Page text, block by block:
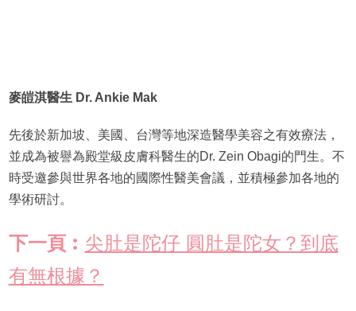
麥皚淇醫生 Dr. Ankie Mak
先後於新加坡、美國、台灣等地深造醫學美容之有效療法，
並成為被譽為殿堂級皮膚科醫生的Dr. Zein Obagi的門生。不
時受邀參與世界各地的國際性醫美會議，並積極參加各地的
學術研討。
下一頁︰ 尖肚是陀仔 圓肚是陀女？到底
有無根據？